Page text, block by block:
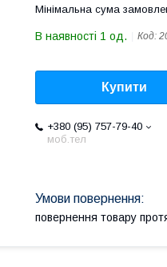
Мінімальна сума
В наявності 1 од. Код:
Купити
+380 (95) 757-79-40
моб.тел
повернення товару